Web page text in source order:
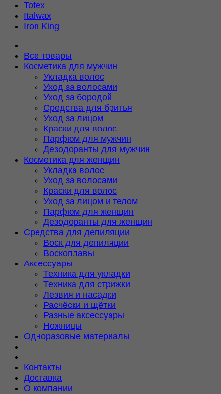
Totex
Italwax
Iron King
Все товары
Косметика для мужчин
Укладка волос
Уход за волосами
Уход за бородой
Средства для бритья
Уход за лицом
Краски для волос
Парфюм для мужчин
Дезодоранты для мужчин
Косметика для женщин
Укладка волос
Уход за волосами
Краски для волос
Уход за лицом и телом
Парфюм для женщин
Дезодоранты для женщин
Средства для депиляции
Воск для депиляции
Воскоплавы
Аксессуары
Техника для укладки
Техника для стрижки
Лезвия и насадки
Расчёски и щётки
Разные аксессуары
Ножницы
Одноразовые материалы
Контакты
Доставка
О компании